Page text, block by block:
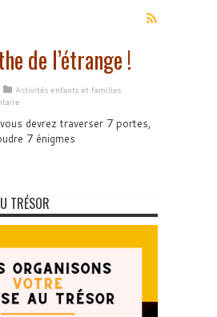
de l’étrange !
Activités enfants et familles
devrez traverser 7 portes,
7 énigmes
TRÉSOR